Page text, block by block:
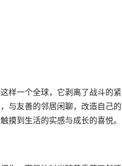
样一个全球，它剥离了战斗的紧
与友善的邻居闲聊，改造自己的
摸到生活的实感与成长的喜悦。